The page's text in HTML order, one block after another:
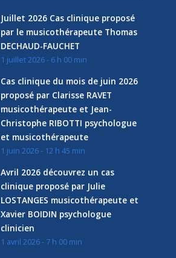
Juillet 2026 Cas clinique proposé
par le musicothérapeute Thomas
DECHAUD-FAUCHET
1 juillet 2026 - 6 h 00 min
Cas clinique du mois de juin 2026
proposé par Clarisse RAVET
musicothérapeute et Jean-
Christophe RIBOTTI psychologue
et musicothérapeute
1 juin 2026 - 12 h 45 min
Avril 2026 découvrez un cas
clinique proposé par Julie
LOSTANGES musicothérapeute et
Xavier BOIDIN psychologue
clinicien
1 avril 2026 - 7 h 00 min